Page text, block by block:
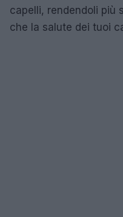
capelli, rendendoli più
che la salute dei tuoi